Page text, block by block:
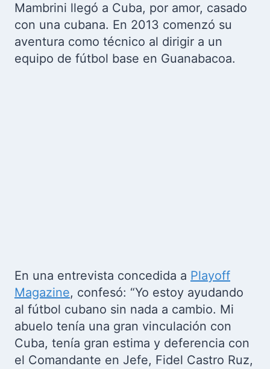
Mambrini llegó a Cuba, por amor, casado
con una cubana. En 2013 comenzó su
aventura como técnico al dirigir a un
equipo de fútbol base en Guanabacoa.
En una entrevista concedida a Playoff
Magazine, confesó: “Yo estoy ayudando
al fútbol cubano sin nada a cambio. Mi
abuelo tenía una gran vinculación con
Cuba, tenía gran estima y deferencia con
el Comandante en Jefe, Fidel Castro Ruz,